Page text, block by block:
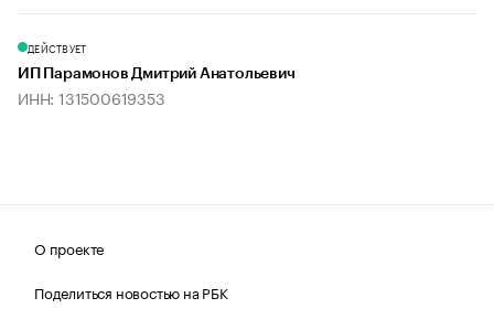
ДЕЙСТВУЕТ
ИП Парамонов Дмитрий Анатольевич
ИНН: 131500619353
О проекте
Поделиться новостью на РБК